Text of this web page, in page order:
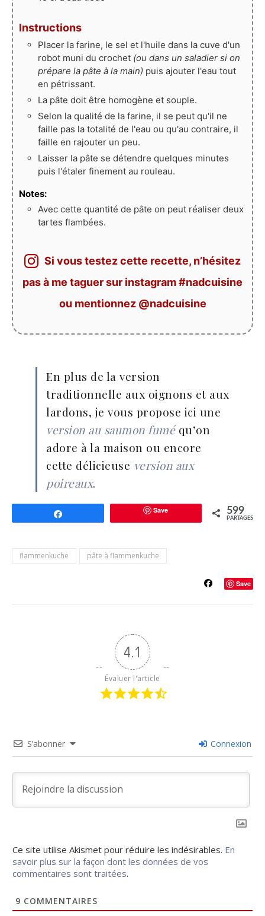
Instructions
Placer la farine, le sel et l'huile dans la cuve d'un
robot muni du crochet (ou dans un saladier si on
prépare la pâte à la main) puis ajouter l'eau tout
en pétrissant.
La pâte doit être homogène et souple.
Selon la qualité de la farine, il se peut qu'il ne
faille pas la totalité de l'eau ou qu'au contraire, il
faille en rajouter un peu.
Laisser la pâte se détendre quelques minutes
puis l'étaler finement au rouleau.
Notes:
Avec cette quantité de pâte on peut réaliser deux
tartes flambées.
Si vous testez cette recette, n’hésitez
pas à me taguer sur instagram #nadcuisine
ou mentionnez @nadcuisine
En plus de la version
traditionnelle aux oignons et aux
lardons, je vous propose ici une
version au saumon fuméqu’on
adore à la maison ou encore
cette délicieuse version aux
poireaux.
Save 599
PARTAGES
flammenkuche pâte à flammenkuche
Save
4.1
Évaluer l'article
S’abonner Connexion
Ce site utilise Akismet pour réduire les indésirables. En
savoir plus sur la façon dont les données de vos
commentaires sont traitées.
9 COMMENTAIRES